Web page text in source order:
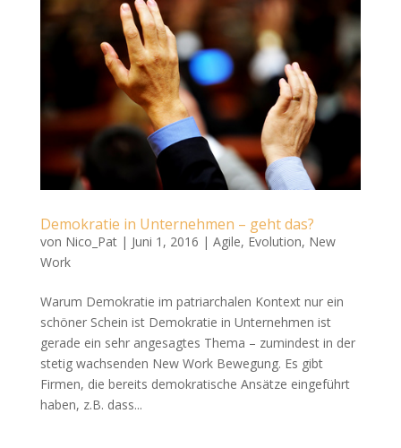
Demokratie in Unternehmen – geht das?
von Nico_Pat| Juni 1, 2016 | Agile, Evolution, New
Work
Warum Demokratie im patriarchalen Kontext nur ein
schöner Schein ist Demokratie in Unternehmen ist
gerade ein sehr angesagtes Thema – zumindest in der
stetig wachsenden New Work Bewegung. Es gibt
Firmen, die bereits demokratische Ansätze eingeführt
haben, z.B. dass...